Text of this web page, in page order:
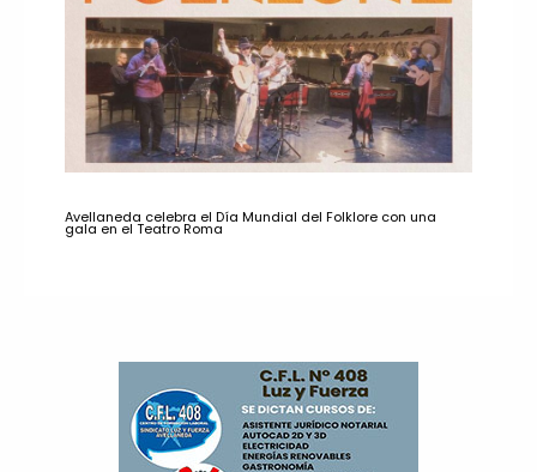
Avellaneda celebra el Día Mundial del Folklore con una
gala en el Teatro Roma